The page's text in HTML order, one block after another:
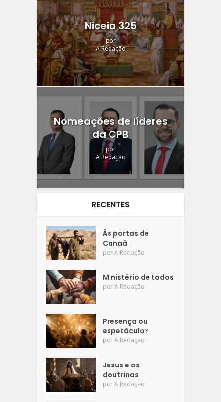
Niceia 325
por
A Redação
Nomeações de líderes
da CPB
por
A Redação
RECENTES
Às portas de
Canaã
porA Redação
Ministério de todos
porA Redação
Presença ou
espetáculo?
porA Redação
Jesus e as
doutrinas
porA Redação